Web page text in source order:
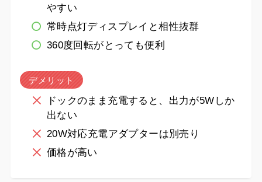
やすい
常時点灯ディスプレイと相性抜群
360度回転がとっても便利
デメリット
ドックのまま充電すると、出力が5Wしか
出ない
20W対応充電アダプターは別売り
価格が高い